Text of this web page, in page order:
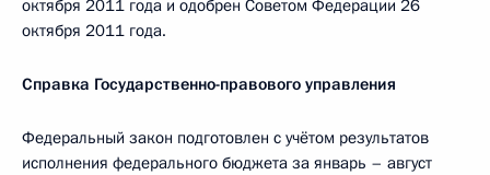
октября 2011 года и одобрен Советом Федерации 26
октября 2011 года.
Справка Государственно-правового управления
Федеральный закон подготовлен с учётом результатов
исполнения федерального бюджета за январь – август